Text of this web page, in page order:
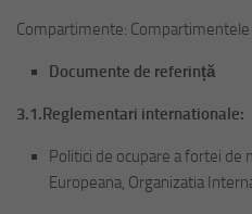
Compartimente: Compartimentele
Documente de referință
3.1.Reglementari internationale:
Politici de ocupare a fortei de
Europeana, Organizatia